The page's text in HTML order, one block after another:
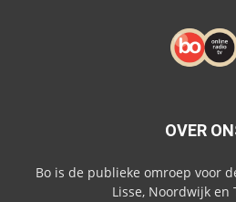
OVER
Bo is de publieke omroep voor
Lisse, Noordwijk en